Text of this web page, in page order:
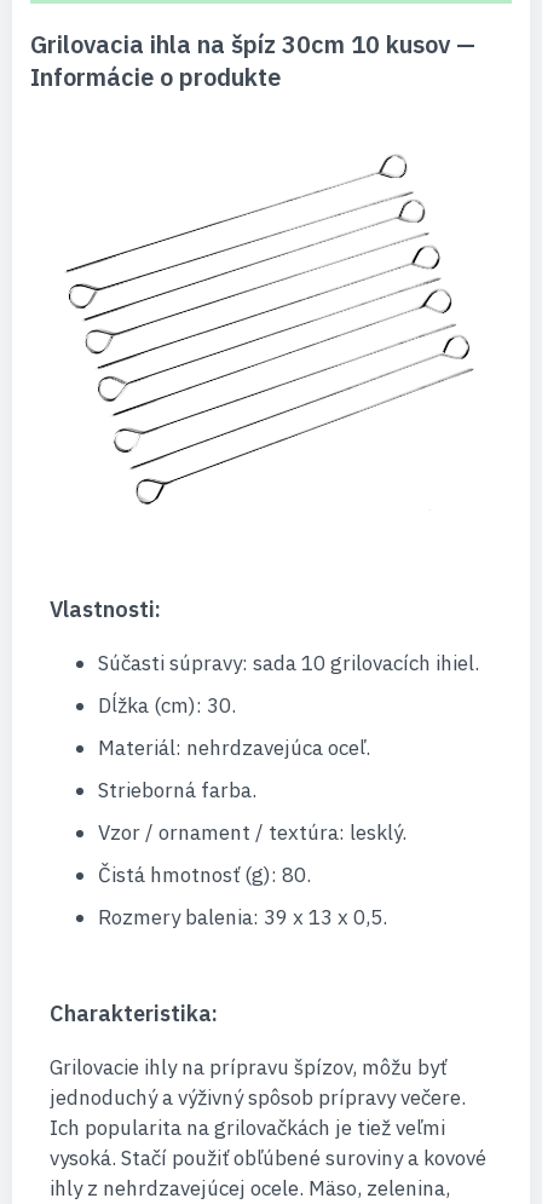
Grilovacia ihla na špíz 30cm 10 kusov —
Informácie o produkte
Vlastnosti:
Súčasti súpravy: sada 10 grilovacích ihiel.
Dĺžka (cm): 30.
Materiál: nehrdzavejúca oceľ.
Strieborná farba.
Vzor / ornament / textúra: lesklý.
Čistá hmotnosť (g): 80.
Rozmery balenia: 39 x 13 x 0,5.
Charakteristika:
Grilovacie ihly na prípravu špízov, môžu byť
jednoduchý a výživný spôsob prípravy večere.
Ich popularita na grilovačkách je tiež veľmi
vysoká. Stačí použiť obľúbené suroviny a kovové
ihly z nehrdzavejúcej ocele. Mäso, zelenina,